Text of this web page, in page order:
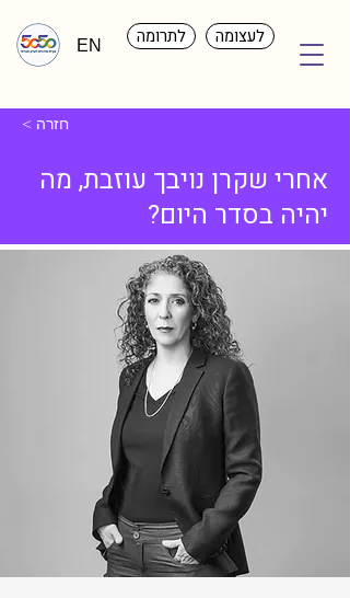
EN לתרומה לעצומה
< חזרה
אחרי שקרן נויבך עוזבת, מה
יהיה בסדר היום?